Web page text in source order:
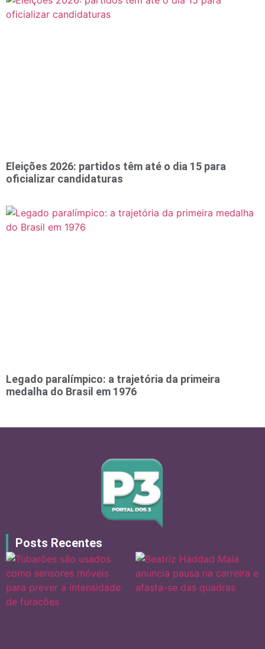
Eleições 2026: partidos têm até o dia 15 para
oficializar candidaturas
Legado paralímpico: a trajetória da primeira
medalha do Brasil em 1976
Posts Recentes